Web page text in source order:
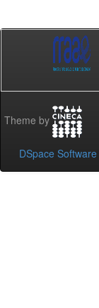
Theme by
DSpace Software